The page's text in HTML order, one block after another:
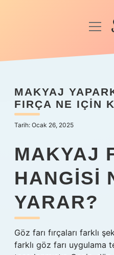
Anasayfa
Yasal Uyarı
Hakkımızda
MAKYAJ
FIRÇA NE IÇIN
Tarih: Ocak 26, 2025
MAKYAJ
HANGISI
YARAR?
Göz farı fırçaları farklı
farklı göz farı uygulama